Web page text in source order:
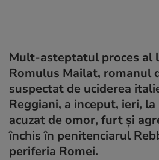
Mult-asteptatul proces al
Romulus Mailat, romanul
suspectat de uciderea
Reggiani, a inceput, ieri,
acuzat de omor, furt şi
închis în penitenciarul
periferia Romei.